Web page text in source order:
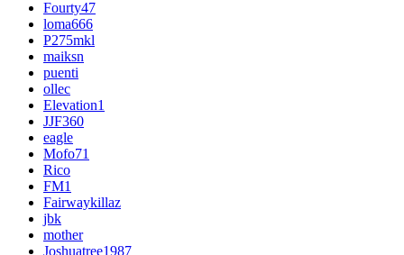
Fourty47
loma666
P275mkl
maiksn
puenti
ollec
Elevation1
JJF360
eagle
Mofo71
Rico
FM1
Fairwaykillaz
jbk
mother
Joshuatree1987